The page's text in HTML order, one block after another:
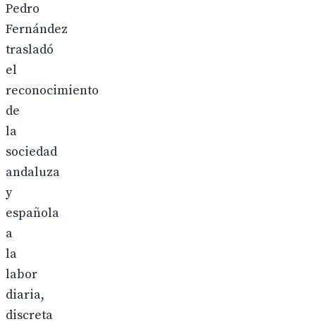
Pedro
Fernández
trasladó
el
reconocimiento
de
la
sociedad
andaluza
y
española
a
la
labor
diaria,
discreta